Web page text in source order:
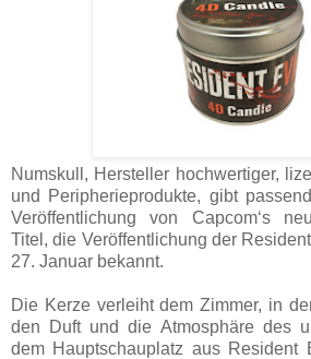
Numskull, Hersteller hochwertiger,
und Peripherieprodukte, gibt
Veröffentlichung von Capcom‘s
Titel, die Veröffentlichung der
27. Januar bekannt.
Die Kerze verleiht dem Zimmer, in
den Duft und die Atmosphäre des
dem Hauptschauplatz aus Resident